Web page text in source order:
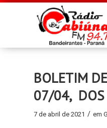
BOLETIM
07/04, DOS
7 de abril de 2021 / em